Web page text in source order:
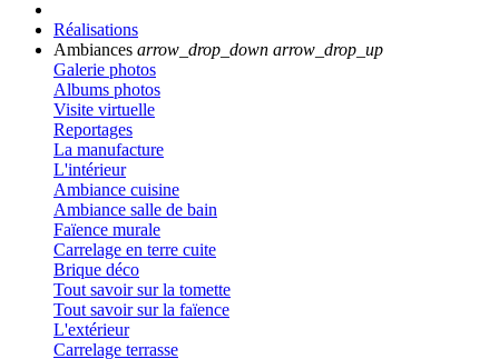
Réalisations
Ambiances arrow_drop_down arrow_drop_up
Galerie photos
Albums photos
Visite virtuelle
Reportages
La manufacture
L'intérieur
Ambiance cuisine
Ambiance salle de bain
Faïence murale
Carrelage en terre cuite
Brique déco
Tout savoir sur la tomette
Tout savoir sur la faïence
L'extérieur
Carrelage terrasse